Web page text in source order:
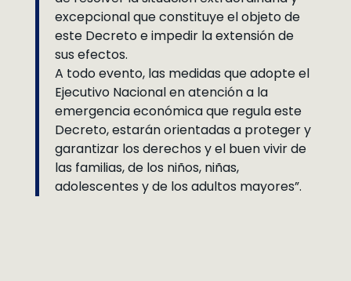
excepcional que constituye el objeto de
este Decreto e impedir la extensión de
sus efectos.
A todo evento, las medidas que adopte el
Ejecutivo Nacional en atención a la
emergencia económica que regula este
Decreto, estarán orientadas a proteger y
garantizar los derechos y el buen vivir de
las familias, de los niños, niñas,
adolescentes y de los adultos mayores”.